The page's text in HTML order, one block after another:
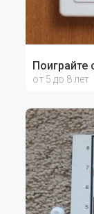
Поиграйте
от 5 до 8 лет